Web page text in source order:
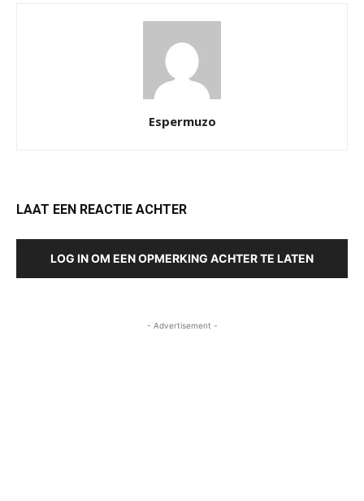
Espermuzo
LAAT EEN REACTIE ACHTER
LOG IN OM EEN OPMERKING ACHTER TE LATEN
- Advertisement -